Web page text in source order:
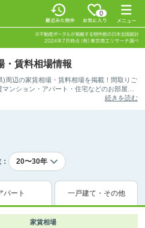
0
・賃料相場情報
周辺の家賃相場・賃料相場を掲載！間取りご
ンション・アパート・住宅などのお部屋探
続きを読む
パート 一戸建て・その他
家賃相場